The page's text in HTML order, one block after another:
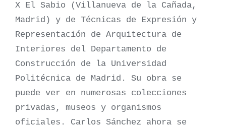
X El Sabio (Villanueva de la Cañada,
Madrid) y de Técnicas de Expresión y
Representación de Arquitectura de
Interiores del Departamento de
Construcción de la Universidad
Politécnica de Madrid. Su obra se
puede ver en numerosas colecciones
privadas, museos y organismos
oficiales. Carlos Sánchez ahora se